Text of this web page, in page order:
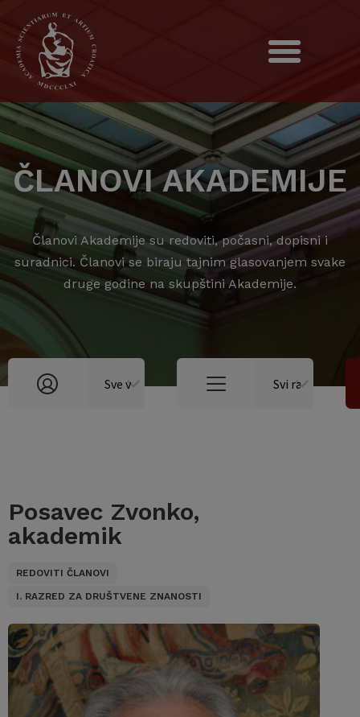
ČLANOVI AKADEMIJE
Članovi Akademije su redoviti, počasni, dopisni i
suradnici. Članovi se biraju tajnim glasovanjem svake
druge godine na skupštini Akademije.
Posavec Zvonko,
akademik
REDOVITI ČLANOVI
I. RAZRED ZA DRUŠTVENE ZNANOSTI